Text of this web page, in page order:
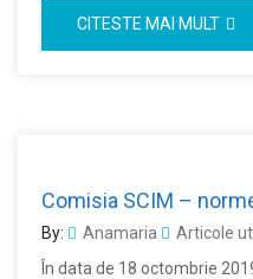
CITESTE MAI MULT
Comisia SCIM –
By: Anamaria
Articole
În data de 18 octombrie